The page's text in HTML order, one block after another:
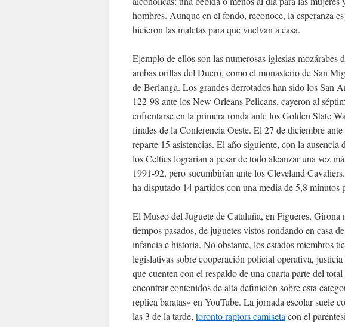
hombres. Aunque en el fondo, reconoce, la esperanza
hicieron las maletas para que vuelvan a casa.
Ejemplo de ellos son las numerosas iglesias mozárabes
ambas orillas del Duero, como el monasterio de San
de Berlanga. Los grandes derrotados han sido los San
122-98 ante los New Orleans Pelicans, cayeron al
enfrentarse en la primera ronda ante los Golden State
finales de la Conferencia Oeste. El 27 de diciembre
reparte 15 asistencias. El año siguiente, con la
los Celtics lograrían a pesar de todo alcanzar una vez
1991-92, pero sucumbirían ante los Cleveland
ha disputado 14 partidos con una media de 5,8 minutos
El Museo del Juguete de Cataluña, en Figueres, Girona
tiempos pasados, de juguetes vistos rondando en casa
infancia e historia. No obstante, los estados miembros
legislativas sobre cooperación policial operativa,
que cuenten con el respaldo de una cuarta parte del
encontrar contenidos de alta definición sobre esta
replica baratas» en YouTube. La jornada escolar suele
las 3 de la tarde, toronto raptors camiseta con el